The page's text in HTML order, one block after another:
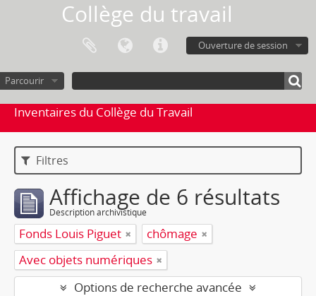
Collège du travail
Ouverture de session
Parcourir
Inventaires du Collège du Travail
Filtres
Affichage de 6 résultats
Description archivistique
Fonds Louis Piguet
chômage
Avec objets numériques
Options de recherche avancée